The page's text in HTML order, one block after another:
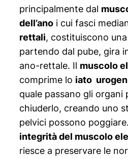
principalmente dal
dell’anoi cui fasci
rettali, costituiscono
partendo dal pube, gira
ano-rettale. Il muscolo
comprime lo iato
quale passano gli organi
chiuderlo, creando uno
pelvici possono poggiare.
integrità del muscolo
riesce a preservare le